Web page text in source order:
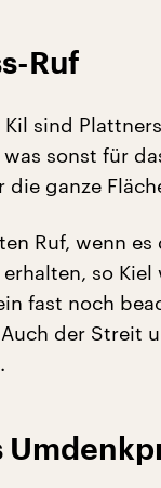
Ruf
sind
sonst für
ganze
Ruf, wenn
so Kiel
fast noch
der Streit